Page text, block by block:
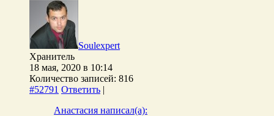
Soulexpert
Хранитель
18 мая, 2020 в 10:14
Количество записей: 816
#52791 Ответить |
Анастасия написал(а):